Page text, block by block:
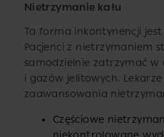
Nietrzymanie kału
Ta forma inkontynencji
Pacjenci z nietrzymaniem
samodzielnie zatrzymać
i gazów jelitowych.
zaawansowania
Częściowe